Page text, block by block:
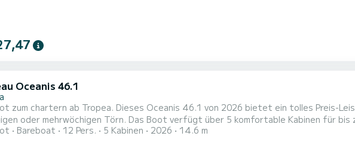
Oceanis 46.1
zum chartern ab Tropea. Dieses Oceanis 46.1 von 2026 bietet ein tolles Preis-
Törn. Das Boot verfügt über 5 komfortable Kabinen für bis zu 12 Personen. Mit seinen 15 Metern
einer Motorleistung von 80 PS bietet sich das Schiff als idealer Begleiter für einen
Bareboat 12 Pers. 5 Kabinen 2026 14.6 m